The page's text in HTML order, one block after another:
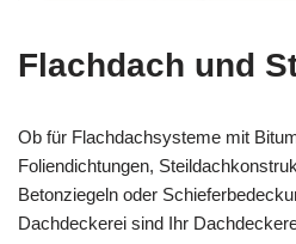
Flachdach und
Ob für Flachdachsysteme mit
Foliendichtungen,
Betonziegeln oder
Dachdeckerei sind Ihr